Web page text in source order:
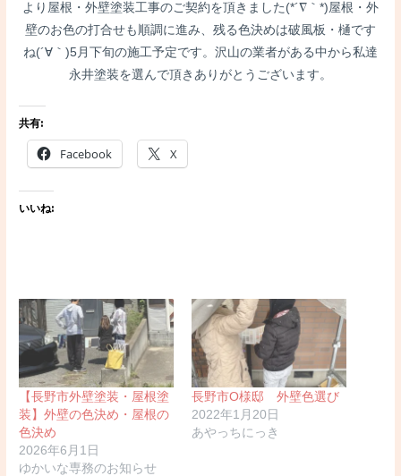
より屋根・外壁塗装工事のご契約を頂きました(*´∇｀*)屋根・外
壁のお色の打合せも順調に進み、残る色決めは破風板・樋です
ね(´∀｀)5月下旬の施工予定です。沢山の業者がある中から私達
永井塗装を選んで頂きありがとうございます。
共有:
Facebook X
いいね:
【長野市外壁塗装・屋根塗
装】外壁の色決め・屋根の
色決め
2026年6月1日
ゆかいな専務のお知らせ
長野市O様邸 外壁色選び
2022年1月20日
あやっちにっき